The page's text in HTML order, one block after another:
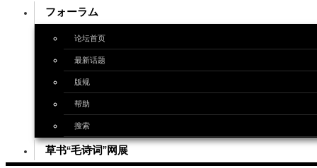
フォーラム
论坛首页
最新话题
版规
帮助
搜索
草书“毛诗词”网展